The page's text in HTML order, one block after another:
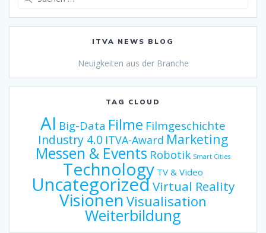
ITVA NEWS BLOG
Neuigkeiten aus der Branche
TAG CLOUD
AI Big-Data Filme Filmgeschichte
Industry 4.0 ITVA-Award Marketing
Messen & Events Robotik Smart Cities
Technology TV & Video
UncategorizedVirtual Reality
Visionen Visualisation
Weiterbildung